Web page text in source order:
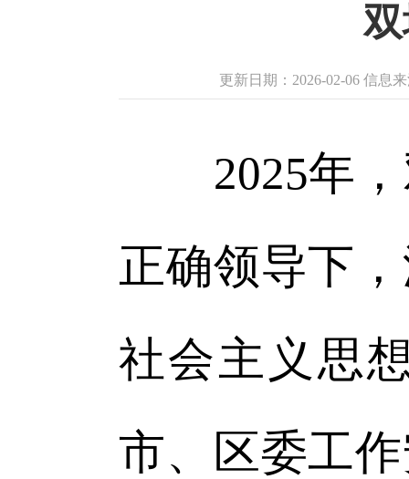
更新日期：2026-02-06 信息
2025年，
正确领导下
社会主义思
市、区委工